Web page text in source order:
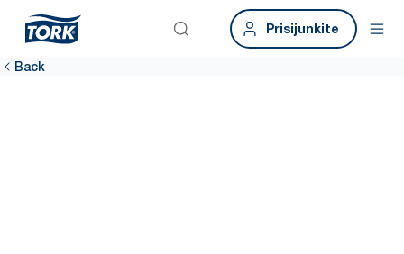
Prisijunkite
Back